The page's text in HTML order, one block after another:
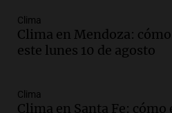
Episodios
Audio. La UNT evalúa
Panorama Federal
Clima
Clima en Mendoza:
este lunes 10 de agosto
Clima
Clima en Santa Fe: